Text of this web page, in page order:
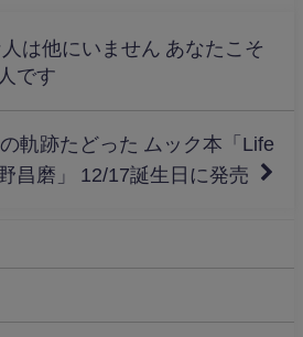
は他にいません あなたこそ
です
軌跡たどった ムック本「Life
昌磨」 12/17誕生日に発売